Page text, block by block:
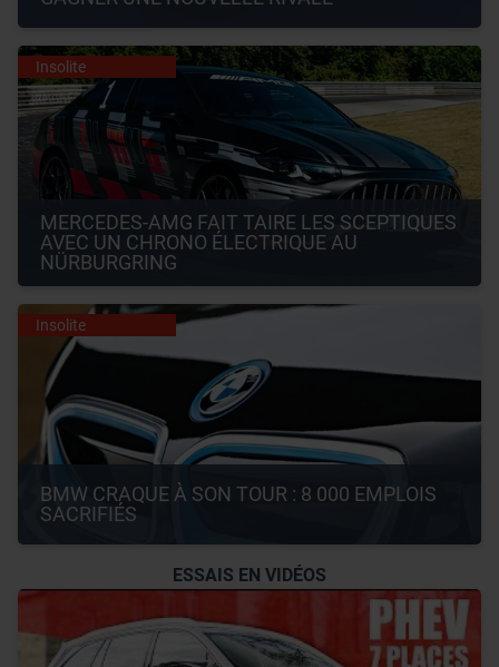
Insolite
MERCEDES-AMG FAIT TAIRE LES SCEPTIQUES
AVEC UN CHRONO ÉLECTRIQUE AU
NÜRBURGRING
Insolite
BMW CRAQUE À SON TOUR : 8 000 EMPLOIS
SACRIFIÉS
ESSAIS EN VIDÉOS